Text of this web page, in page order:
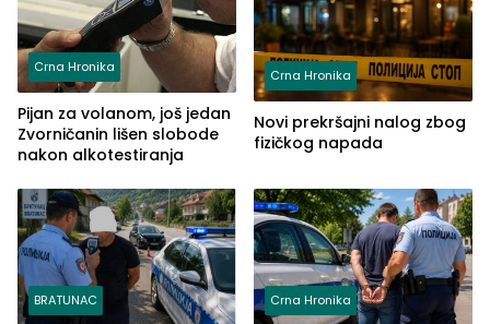
Crna Hronika
Pijan za volanom, još jedan
Zvorničanin lišen slobode
nakon alkotestiranja
Crna Hronika
Novi prekršajni nalog zbog
fizičkog napada
BRATUNAC Crna Hronika